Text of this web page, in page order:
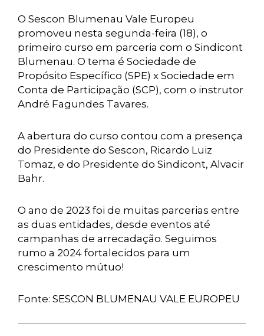
O Sescon Blumenau Vale Europeu
promoveu nesta segunda-feira (18), o
primeiro curso em parceria com o Sindicont
Blumenau. O tema é Sociedade de
Propósito Específico (SPE) x Sociedade em
Conta de Participação (SCP), com o instrutor
André Fagundes Tavares.
A abertura do curso contou com a presença
do Presidente do Sescon, Ricardo Luiz
Tomaz, e do Presidente do Sindicont, Alvacir
Bahr.
O ano de 2023 foi de muitas parcerias entre
as duas entidades, desde eventos até
campanhas de arrecadação. Seguimos
rumo a 2024 fortalecidos para um
crescimento mútuo!
Fonte: SESCON BLUMENAU VALE EUROPEU